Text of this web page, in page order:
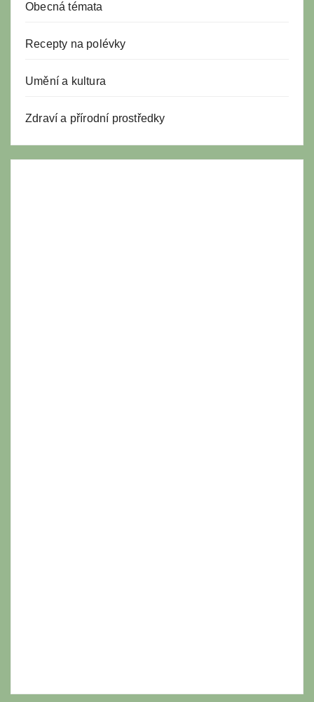
Obecná témata
Recepty na polévky
Umění a kultura
Zdraví a přírodní prostředky